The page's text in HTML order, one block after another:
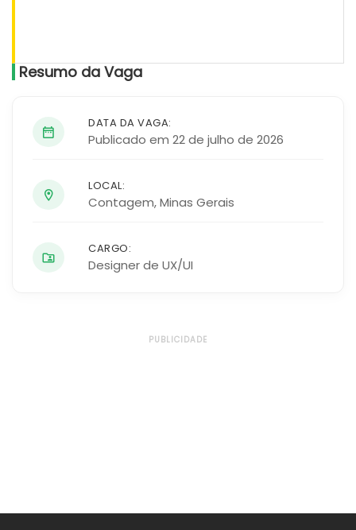
Resumo da Vaga
DATA DA VAGA:
Publicado em 22 de julho de 2026
LOCAL:
Contagem,Minas Gerais
CARGO:
Designer de UX/UI
PUBLICIDADE